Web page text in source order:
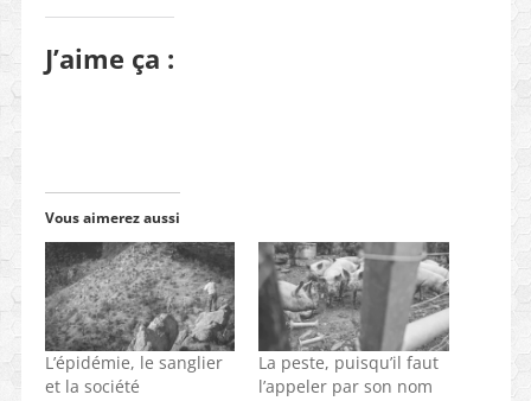
J’aime ça :
Vous aimerez aussi
L’épidémie, le sanglier
et la société
La peste, puisqu’il faut
l’appeler par son nom